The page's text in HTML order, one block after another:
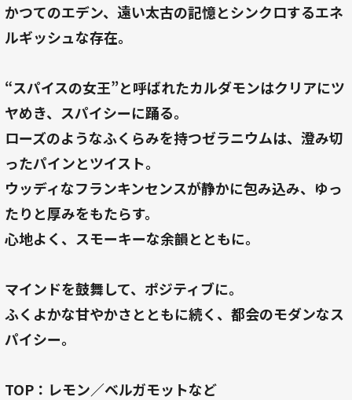
かつてのエデン、遠い太古の記憶とシンクロするエネ
ルギッシュな存在。
“スパイスの女王”と呼ばれたカルダモンはクリアにツ
ヤめき、スパイシーに踊る。
ローズのようなふくらみを持つゼラニウムは、澄み切
ったパインとツイスト。
ウッディなフランキンセンスが静かに包み込み、ゆっ
たりと厚みをもたらす。
心地よく、スモーキーな余韻とともに。
マインドを鼓舞して、ポジティブに。
ふくよかな甘やかさとともに続く、都会のモダンなス
パイシー。
TOP：レモン／ベルガモットなど